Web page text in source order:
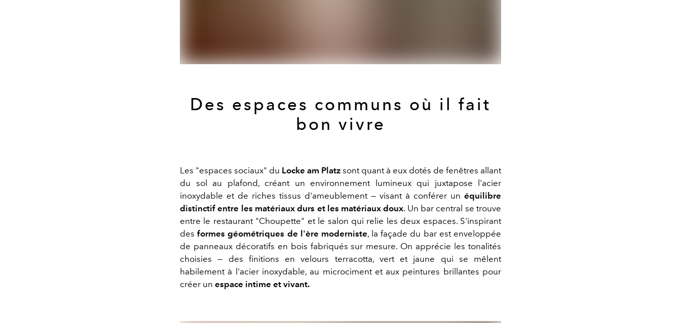
Des espaces communs où il fait
bon vivre
Les "espaces sociaux" du Locke am Platz sont quant à eux dotés de fenêtres allant
du sol au plafond, créant un environnement lumineux qui juxtapose l'acier
inoxydable et de riches tissus d'ameublement — visant à conférer un équilibre
distinctif entre les matériaux durs et les matériaux doux. Un bar central se trouve
entre le restaurant "Choupette" et le salon qui relie les deux espaces. S'inspirant
desformes géométriques de l'ère moderniste, la façade du bar est enveloppée
de panneaux décoratifs en bois fabriqués sur mesure. On apprécie les tonalités
choisies — des finitions en velours terracotta, vert et jaune qui se mêlent
habilement à l'acier inoxydable, au microciment et aux peintures brillantes pour
créer un espace intime et vivant.